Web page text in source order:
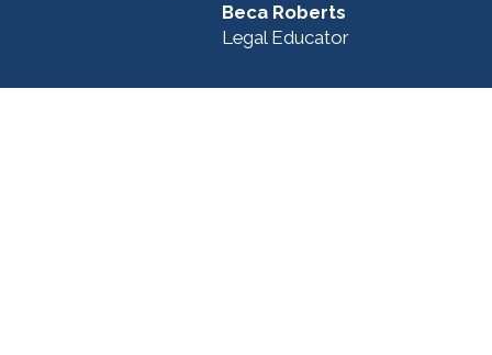
Beca Roberts
Legal Educator